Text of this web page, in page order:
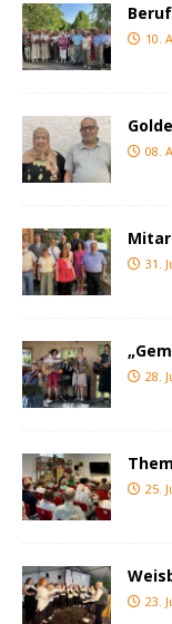
10.
08.
31.
28.
25.
23.